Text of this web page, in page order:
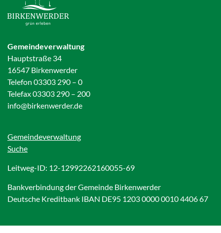
Gemeindeverwaltung
Hauptstraße 34
16547 Birkenwerder
Telefon 03303 290 – 0
Telefax 03303 290 – 200
info@birkenwerder.de
Gemeindeverwaltung
Suche
Leitweg-ID: 12-12992262160055-69
Bankverbindung der Gemeinde Birkenwerder
Deutsche Kreditbank IBAN DE95 1203 0000 0010 4406 67